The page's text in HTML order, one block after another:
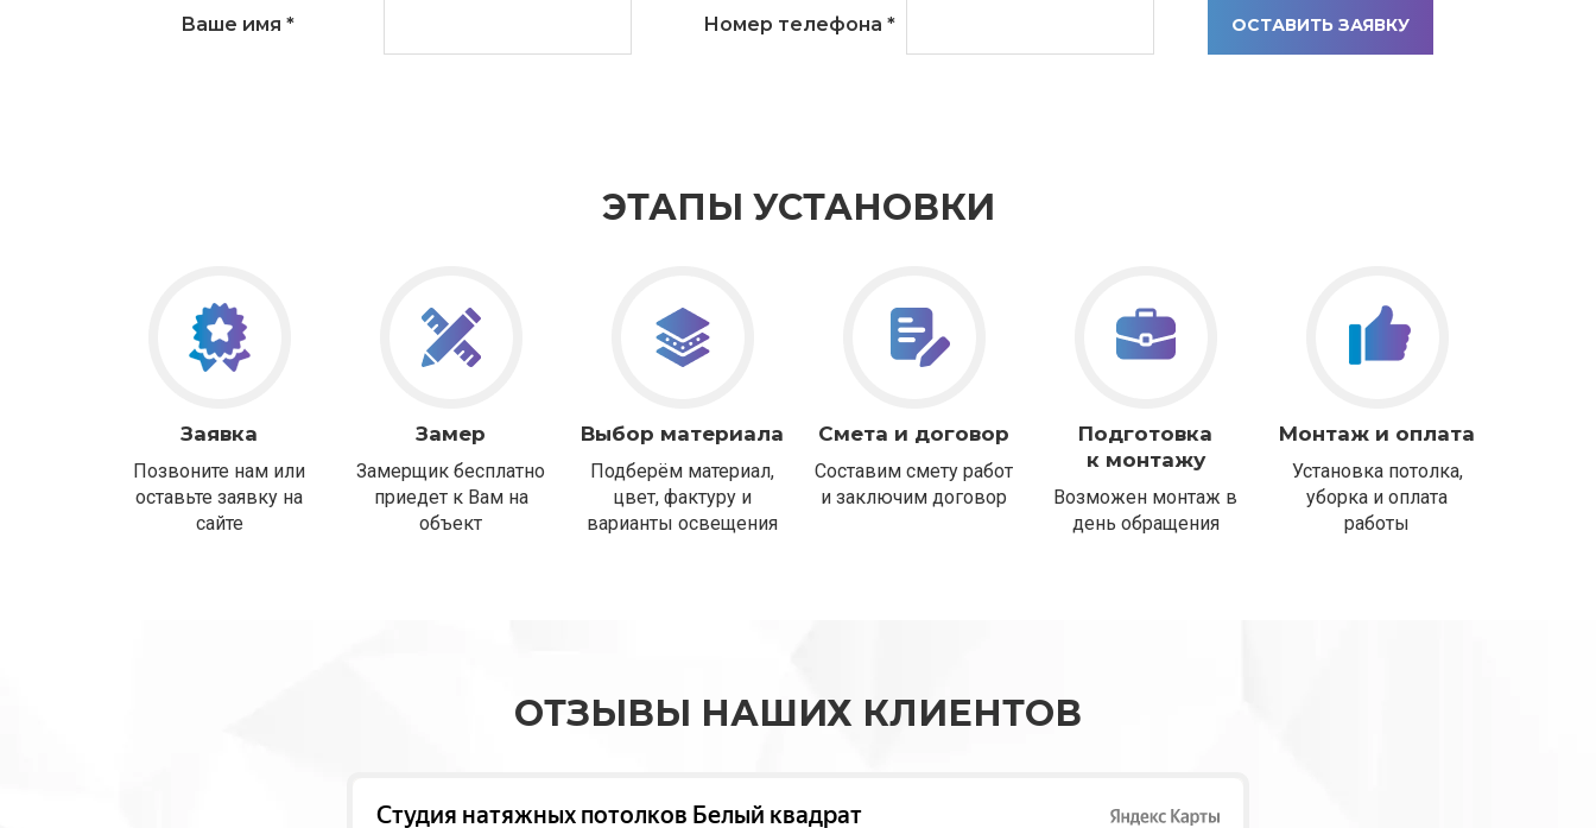
Ваше имя * Номер телефона * ОСТАВИТЬ ЗАЯВКУ
ЭТАПЫ УСТАНОВКИ
Заявка
Позвоните нам или
оставьте заявку на
сайте
Замер
Замерщик бесплатно
приедет к Вам на
объект
Выбор материала
Подберём материал,
цвет, фактуру и
варианты освещения
Смета и договор
Составим смету работ
и заключим договор
Подготовка
к монтажу
Возможен монтаж в
день обращения
Монтаж и оплата
Установка потолка,
уборка и оплата
работы
ОТЗЫВЫ НАШИХ КЛИЕНТОВ